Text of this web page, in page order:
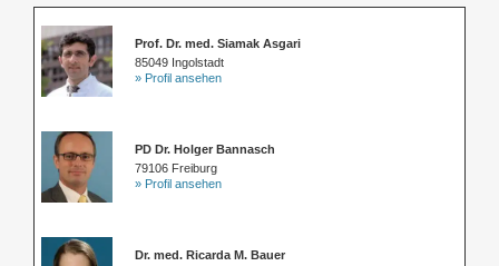
Prof. Dr. med. Siamak Asgari
85049 Ingolstadt
» Profil ansehen
PD Dr. Holger Bannasch
79106 Freiburg
» Profil ansehen
Dr. med. Ricarda M. Bauer